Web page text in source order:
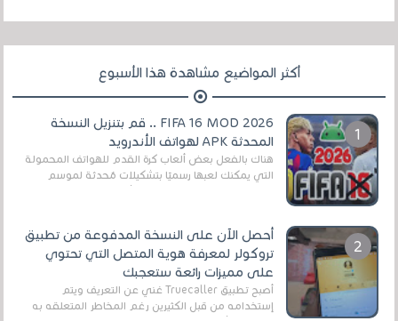
أكثر المواضيع مشاهدة هذا الأسبوع
FIFA 16 MOD 2026 .. قم بتنزيل النسخة
المحدثة APK لهواتف الأندرويد
هناك بالفعل بعض ألعاب كرة القدم للهواتف المحمولة
التي يمكنك لعبها رسميًا بتشكيلات مُحدثة لموسم
أحصل الآن على النسخة المدفوعة من تطبيق
تروكولر لمعرفة هوية المتصل التي تحتوي
على مميزات رائعة ستعجبك
أصبح تطبيق Truecaller غني عن التعريف ويتم
إستخدامه من قبل الكثيرين رغم المخاطر المتعلقه به